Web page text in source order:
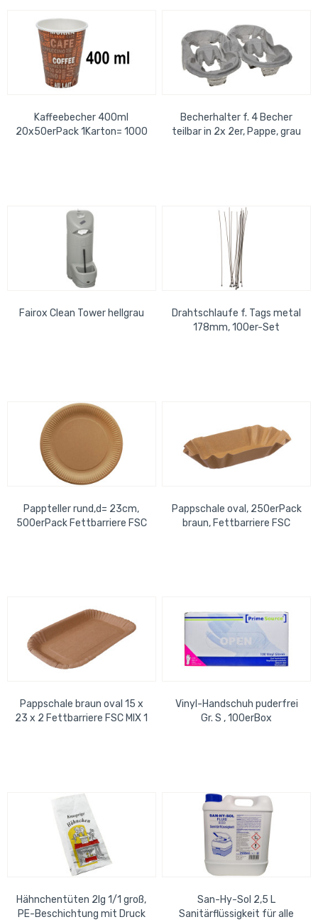
Kaffeebecher 400ml
20x50erPack 1Karton= 1000
Becherhalter f. 4 Becher
teilbar in 2x 2er, Pappe, grau
Fairox Clean Tower hellgrau
Drahtschlaufe f. Tags metal
178mm, 100er-Set
Pappteller rund,d= 23cm,
500erPack Fettbarriere FSC
Pappschale oval, 250erPack
braun, Fettbarriere FSC
Pappschale braun oval 15 x
23 x 2 Fettbarriere FSC MIX 1
Vinyl-Handschuh puderfrei
Gr. S , 100erBox
Hähnchentüten 2lg 1/1 groß,
PE-Beschichtung mit Druck
San-Hy-Sol 2,5 L
Sanitärflüssigkeit für alle